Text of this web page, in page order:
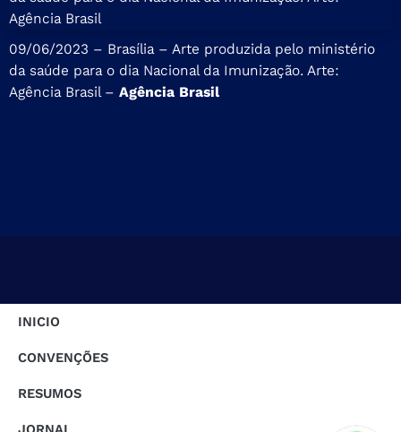
09/06/2023 – Brasília – Arte produzida pelo ministério
da saúde para o dia Nacional da Imunização. Arte:
Agência Brasil – Agência Brasil
INICIO
CONVENÇÕES
RESUMOS